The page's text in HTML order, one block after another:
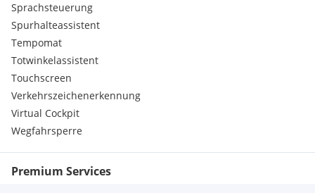
Sprachsteuerung
Spurhalteassistent
Tempomat
Totwinkelassistent
Touchscreen
Verkehrszeichenerkennung
Virtual Cockpit
Wegfahrsperre
Premium Services